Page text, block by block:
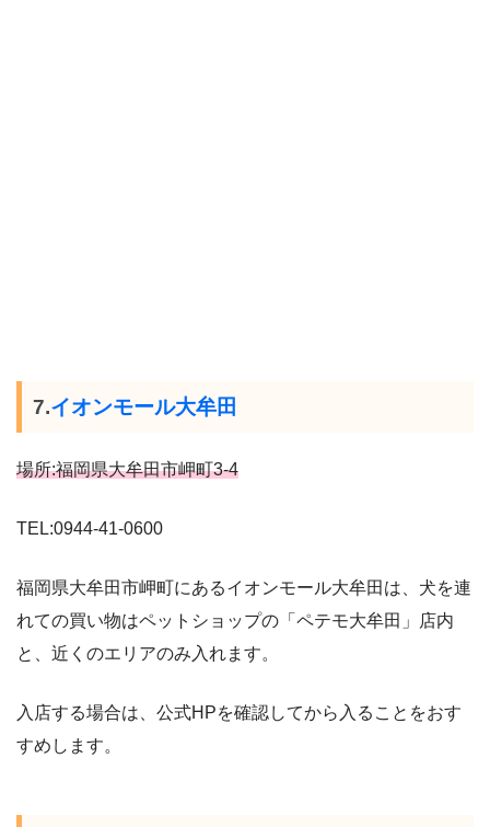
7.イオンモール大牟田
場所:福岡県大牟田市岬町3-4
TEL:0944-41-0600
福岡県大牟田市岬町にあるイオンモール大牟田は、犬を連
れての買い物はペットショップの「ペテモ大牟田」店内
と、近くのエリアのみ入れます。
入店する場合は、公式HPを確認してから入ることをおす
すめします。